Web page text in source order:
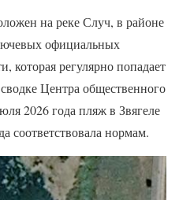
на реке Случ, в районе
официальных
которая регулярно попадает
Центра общественного
2026 года пляж в Звягеле
соответствовала нормам.